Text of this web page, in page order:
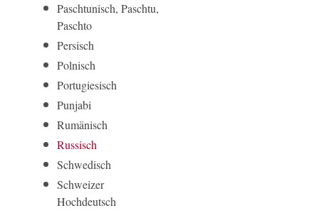
Paschtunisch, Paschtu,
Paschto
Persisch
Polnisch
Portugiesisch
Punjabi
Rumänisch
Russisch
Schwedisch
Schweizer
Hochdeutsch